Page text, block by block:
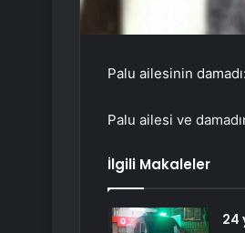
Palu ailesinin
Palu ailesi ve
İlgili Makaleler
24